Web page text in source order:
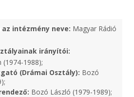
intézmény neve: Magyar Rádió
irányítói:
(1974-1988);
(Drámai Osztály): Bozó
Bozó László (1979-1989);